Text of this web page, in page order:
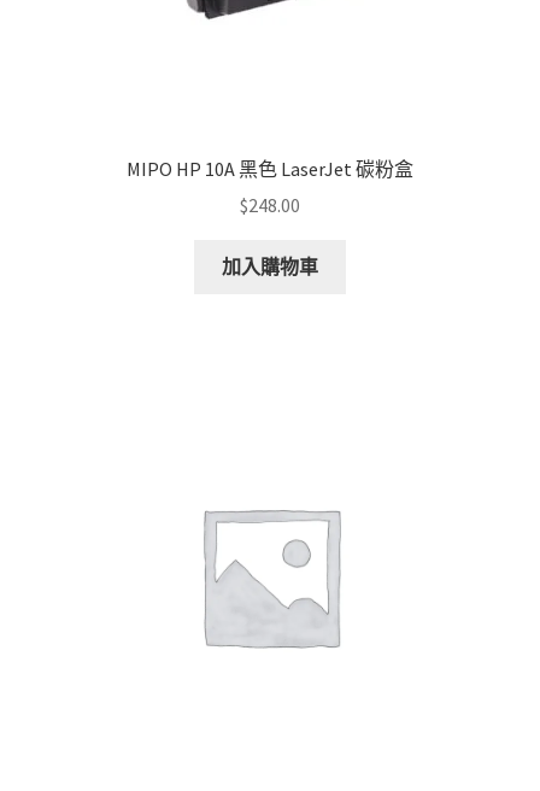
MIPO HP 10A 黑色 LaserJet 碳粉盒
$248.00
加入購物車